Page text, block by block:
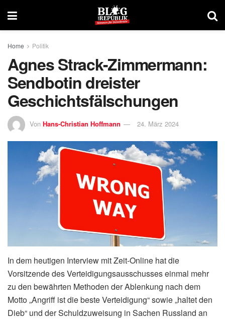
Home Politik
Agnes Strack-Zimmermann:
Sendbotin dreister
Geschichtsfälschungen
Von Hans-Christian Hoffmann 24. März 2024
In dem heutigen Interview mit Zeit-Online hat die
Vorsitzende des Verteidigungsausschusses einmal mehr
zu den bewährten Methoden der Ablenkung nach dem
Motto „Angriff ist die beste Verteidigung“ sowie „haltet den
Dieb“ und der Schuldzuweisung in Sachen Russland an